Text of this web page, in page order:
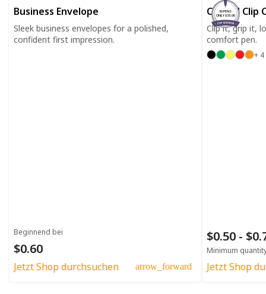
Business Envelope
Sleek business envelopes for a polished,
confident first impression.
Beginnend bei
$0.60
Jetzt Shop durchsuchen arrow_forward
50 PENS
ONLY $35.00
Curved Clip
Clip it, grip it,
comfort pen.
+ 4
$0.50 -
Minimum
Jetzt Shop